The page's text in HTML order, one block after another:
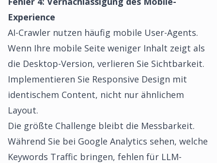
Experience
AI-Crawler nutzen häufig mobile User-Agents.
Wenn Ihre mobile Seite weniger Inhalt zeigt als
die Desktop-Version, verlieren Sie Sichtbarkeit.
Implementieren Sie Responsive Design mit
identischem Content, nicht nur ähnlichem
Layout.
Die größte Challenge bleibt die Messbarkeit.
Während Sie bei Google Analytics sehen, welche
Keywords Traffic bringen, fehlen für LLM-